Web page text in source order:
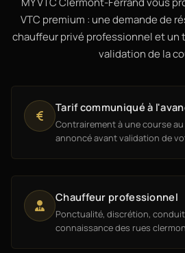
VTC premium : une demande de
chauffeur privé professionnel et un
validation de la
Tarif communiqué à
Contrairement à une course
annoncé avant validation de
Chauffeur professionnel
Ponctualité, discrétion,
connaissance des rues